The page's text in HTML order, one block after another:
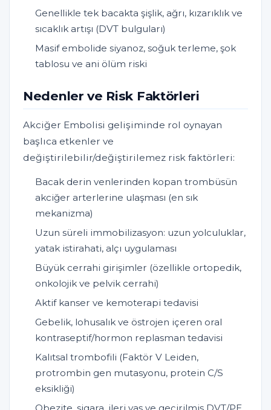
Genellikle tek bacakta şişlik, ağrı, kızarıklık ve
sıcaklık artışı (DVT bulguları)
Masif embolide siyanoz, soğuk terleme, şok
tablosu ve ani ölüm riski
Nedenler ve Risk Faktörleri
Akciğer Embolisi gelişiminde rol oynayan
başlıca etkenler ve
değiştirilebilir/değiştirilemez risk faktörleri:
Bacak derin venlerinden kopan trombüsün
akciğer arterlerine ulaşması (en sık
mekanizma)
Uzun süreli immobilizasyon: uzun yolculuklar,
yatak istirahati, alçı uygulaması
Büyük cerrahi girişimler (özellikle ortopedik,
onkolojik ve pelvik cerrahi)
Aktif kanser ve kemoterapi tedavisi
Gebelik, lohusalık ve östrojen içeren oral
kontraseptif/hormon replasman tedavisi
Kalıtsal trombofili (Faktör V Leiden,
protrombin gen mutasyonu, protein C/S
eksikliği)